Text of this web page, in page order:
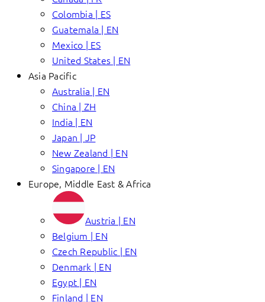
Colombia | ES
Guatemala | EN
Mexico | ES
United States | EN
Asia Pacific
Australia | EN
China | ZH
India | EN
Japan | JP
New Zealand | EN
Singapore | EN
Europe, Middle East & Africa
Austria | EN
Belgium | EN
Czech Republic | EN
Denmark | EN
Egypt | EN
Finland | EN